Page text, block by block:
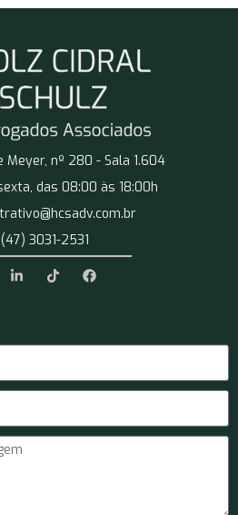
Meyer, nº 280 - Sala 1.604
das 08:00 às 18:00h
(47) 3031-2531